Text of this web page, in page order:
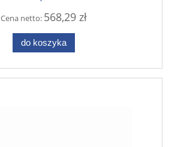
Cena netto: 568,29 zł
do koszyka